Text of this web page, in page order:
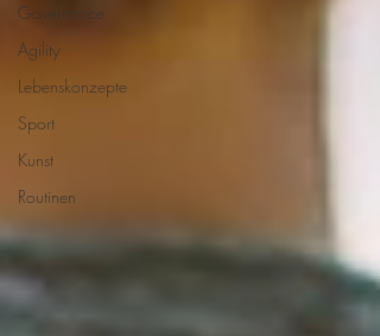
Governance
Agility
Lebenskonzepte
Sport
Kunst
Routinen